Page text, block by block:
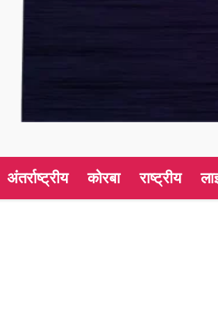
अंतर्राष्ट्रीय कोरबा राष्ट्रीय